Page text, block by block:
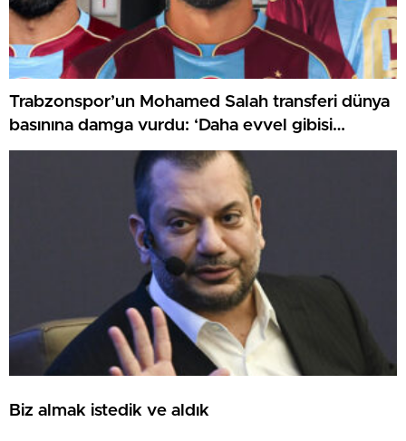
Trabzonspor’un Mohamed Salah transferi dünya
basınına damga vurdu: ‘Daha evvel gibisi
görülmemiş bir karşılama!’
Biz almak istedik ve aldık